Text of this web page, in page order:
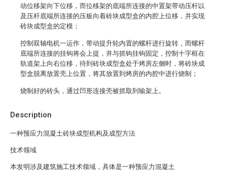
Description
一种预应力混凝土砖块成型机构及成型方法
技术领域
本发明涉及建筑施工技术领域，具体是一种预应力混凝土
动位移架向下位移，而位移架的底端所连接的中置架带动压杆以
及压杆底端所连接的压板向着砖块成型盒的内腔上位移，并实现
砖块成型盒的定模；
控制双轴电机一运作，带动提升轮内置的螺杆进行旋转，而螺杆
底端所连接的挂钩将会上提，并与抓钩挂钩固定，控制十字框在
轨道架上向右位移，待到砖块成型盒处于烤房左侧时，将砖块成
型盒脱离放置壳上位置，将其放置到烤房的内腔中进行烧制；
烧制好的砖头，通过凹形连接壳被抓取到输架上。